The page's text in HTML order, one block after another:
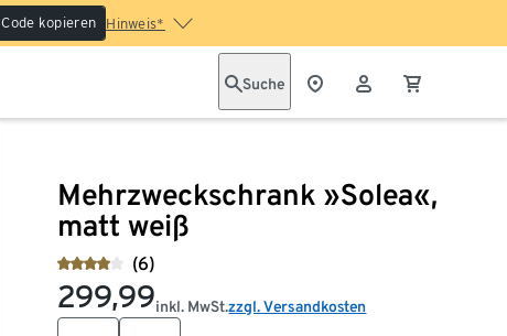
Code kopieren Hinweis*
Suche
Mehrzweckschrank »Solea«,
matt weiß
(6)
299,99inkl. MwSt.zzgl. Versandkosten